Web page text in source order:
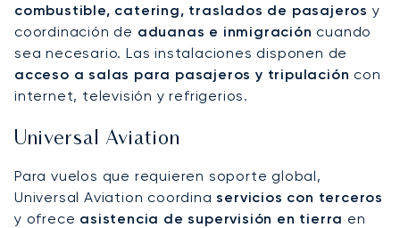
combustible, catering, traslados de pasajeros y
coordinación de aduanas e inmigración cuando
sea necesario. Las instalaciones disponen de
acceso a salas para pasajeros y tripulación con
internet, televisión y refrigerios.
Universal Aviation
Para vuelos que requieren soporte global,
Universal Aviation coordinaservicios con terceros
y ofrece asistencia de supervisión en tierra en